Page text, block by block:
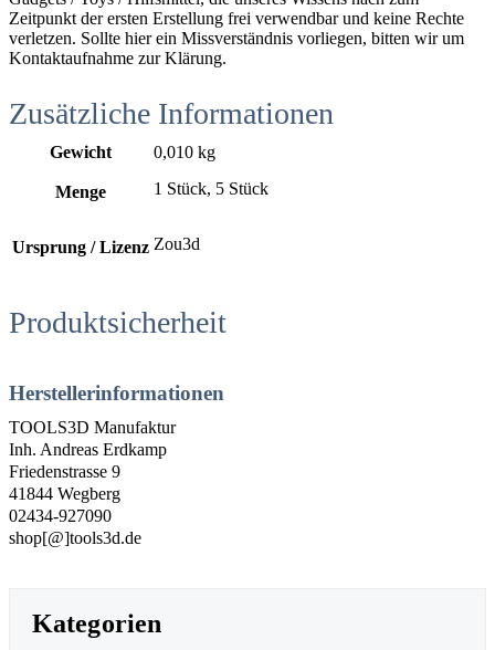
Zeitpunkt der ersten Erstellung frei verwendbar und keine Rechte
verletzen. Sollte hier ein Missverständnis vorliegen, bitten wir um
Kontaktaufnahme zur Klärung.
Zusätzliche Informationen
Gewicht 0,010 kg
Menge 1 Stück, 5 Stück
Ursprung / Lizenz Zou3d
Produktsicherheit
Herstellerinformationen
TOOLS3D Manufaktur
Inh. Andreas Erdkamp
Friedenstrasse 9
41844 Wegberg
02434-927090
shop[@]tools3d.de
Kategorien